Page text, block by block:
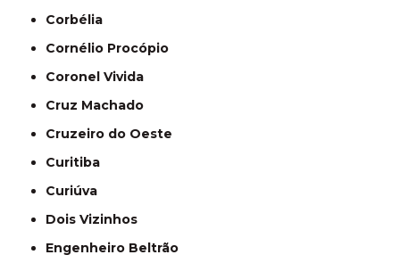
Corbélia
Cornélio Procópio
Coronel Vivida
Cruz Machado
Cruzeiro do Oeste
Curitiba
Curiúva
Dois Vizinhos
Engenheiro Beltrão